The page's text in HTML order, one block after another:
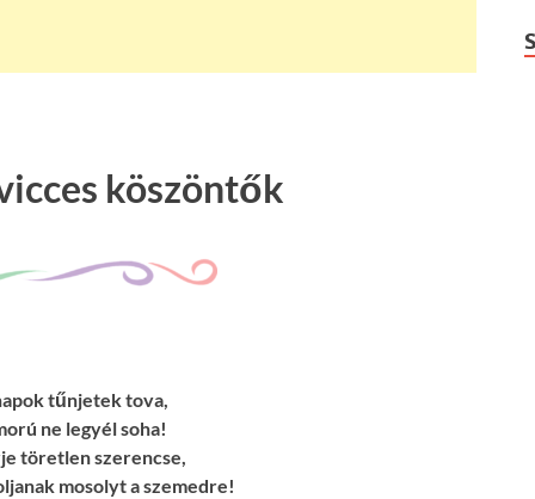
köszöntők
tűnjetek tova,
ne legyél soha!
töretlen szerencse,
mosolyt a szemedre!